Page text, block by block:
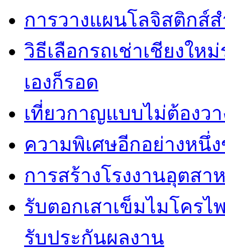
การวางแผนโลจิสติกส์
วิธีเลือกรถเช่าเชียงให
เองก็รอด
เที่ยวกาญแบบไม่ต้องว
ความพิเศษอีกอย่างหนึ่
การสร้างโรงงานอุตสา
รับตอกเสาเข็มไมโคร
รับประกันผลงาน